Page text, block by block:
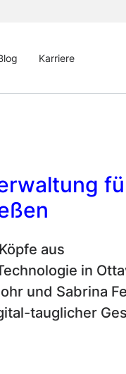
Karriere
aus
in
und Sabrina
tauglicher